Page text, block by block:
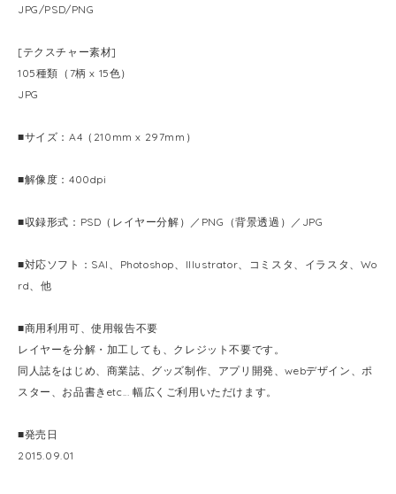
JPG/PSD/PNG
[テクスチャー素材]
105種類（7柄 x 15色）
JPG
■サイズ：A4（210mm x 297mm）
■解像度：400dpi
■収録形式：PSD（レイヤー分解）／PNG（背景透過）／JPG
■対応ソフト：SAI、Photoshop、Illustrator、コミスタ、イラスタ、Wo
rd、他
■商用利用可、使用報告不要
レイヤーを分解・加工しても、クレジット不要です。
同人誌をはじめ、商業誌、グッズ制作、アプリ開発、webデザイン、ポ
スター、お品書きetc... 幅広くご利用いただけます。
■発売日
2015.09.01